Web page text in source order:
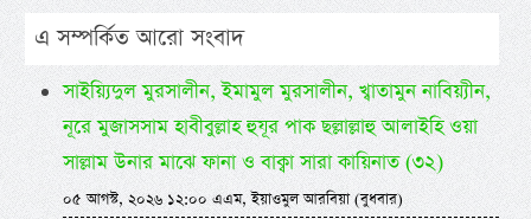
এ সম্পর্কিত আরো সংবাদ
সাইয়্যিদুল মুরসালীন, ইমামুল মুরসালীন, খ্বাতামুন নাবিয়্যীন,
নূরে মুজাসসাম হাবীবুল্লাহ হুযূর পাক ছল্লাল্লাহু আলাইহি ওয়া
সাল্লাম উনার মাঝে ফানা ও বাক্বা সারা কায়িনাত (৩২)
০৫ আগস্ট, ২০২৬ ১২:০০ এএম, ইয়াওমুল আরবিয়া (বুধবার)